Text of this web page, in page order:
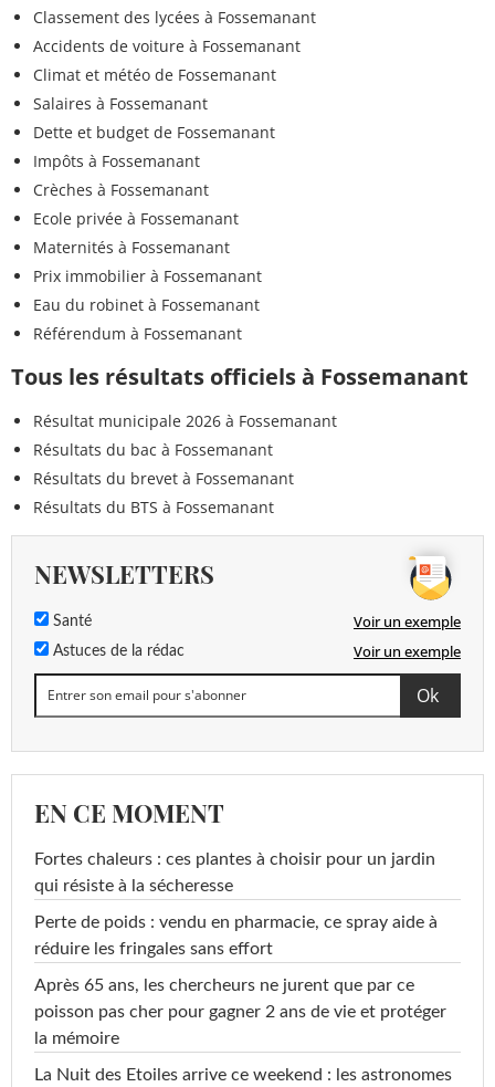
Classement des lycées à Fossemanant
Accidents de voiture à Fossemanant
Climat et météo de Fossemanant
Salaires à Fossemanant
Dette et budget de Fossemanant
Impôts à Fossemanant
Crèches à Fossemanant
Ecole privée à Fossemanant
Maternités à Fossemanant
Prix immobilier à Fossemanant
Eau du robinet à Fossemanant
Référendum à Fossemanant
Tous les résultats officiels à Fossemanant
Résultat municipale 2026 à Fossemanant
Résultats du bac à Fossemanant
Résultats du brevet à Fossemanant
Résultats du BTS à Fossemanant
NEWSLETTERS
Santé Voir un exemple
Astuces de la rédac Voir un exemple
EN CE MOMENT
Fortes chaleurs : ces plantes à choisir pour un jardin
qui résiste à la sécheresse
Perte de poids : vendu en pharmacie, ce spray aide à
réduire les fringales sans effort
Après 65 ans, les chercheurs ne jurent que par ce
poisson pas cher pour gagner 2 ans de vie et protéger
la mémoire
La Nuit des Etoiles arrive ce weekend : les astronomes